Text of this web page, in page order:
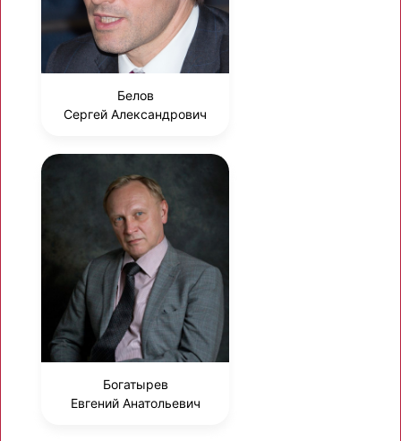
Белов
Сергей Александрович
Богатырев
Евгений Анатольевич